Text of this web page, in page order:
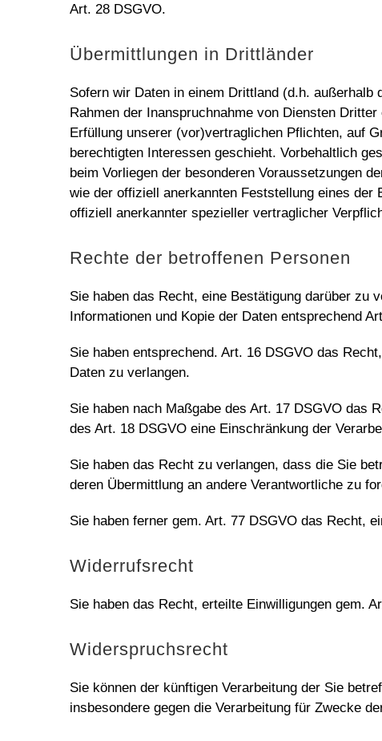
Art. 28 DSGVO.
Übermittlungen in Drittländer
Sofern wir Daten in einem Drittland (d.h.
Rahmen der Inanspruchnahme von Diensten
Erfüllung unserer (vor)vertraglichen Pflichten, auf
berechtigten Interessen geschieht. Vorbehaltlich
beim Vorliegen der besonderen Voraussetzungen
wie der offiziell anerkannten Feststellung eines der
offiziell anerkannter spezieller vertraglicher
Rechte der betroffenen Personen
Sie haben das Recht, eine Bestätigung darüber zu
Informationen und Kopie der Daten entsprechend
Sie haben entsprechend. Art. 16 DSGVO das
Daten zu verlangen.
Sie haben nach Maßgabe des Art. 17 DSGVO das
des Art. 18 DSGVO eine Einschränkung der
Sie haben das Recht zu verlangen, dass die Sie
deren Übermittlung an andere Verantwortliche zu
Sie haben ferner gem. Art. 77 DSGVO das Recht,
Widerrufsrecht
Sie haben das Recht, erteilte Einwilligungen gem.
Widerspruchsrecht
Sie können der künftigen Verarbeitung der Sie
insbesondere gegen die Verarbeitung für Zwecke